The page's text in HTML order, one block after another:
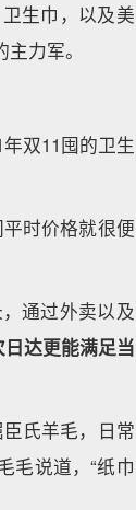
生巾，以及美
力军。
双11囤的卫生
时价格就很便
通过外卖以及
达更能满足当
氏羊毛，日常
毛说道，“纸巾